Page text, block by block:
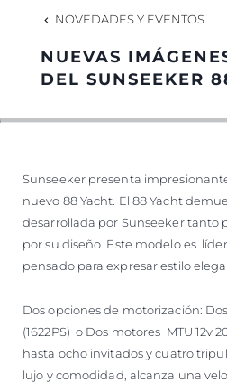
EL
NOVEDADES Y EVENTOS
NUEVAS
DEL SUNSEEKER
Sunseeker presenta
nuevo 88 Yacht. El 88 Yacht
desarrollada por Sunseeker tanto
por su diseño. Este modelo es
pensado para expresar estilo
Dos opciones de motorización:
(1622PS) o Dos motores MTU 12v
hasta ocho invitados y cuatro
lujo y comodidad, alcanza una